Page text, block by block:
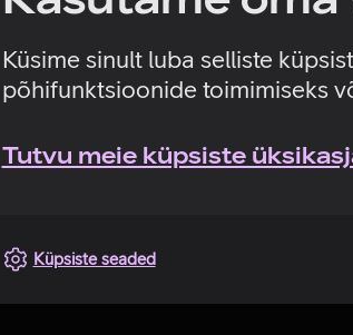
Küsime sinult luba selliste
põhifunktsioonide toimimiseks
Tutvu meie küpsiste
Küpsiste seaded